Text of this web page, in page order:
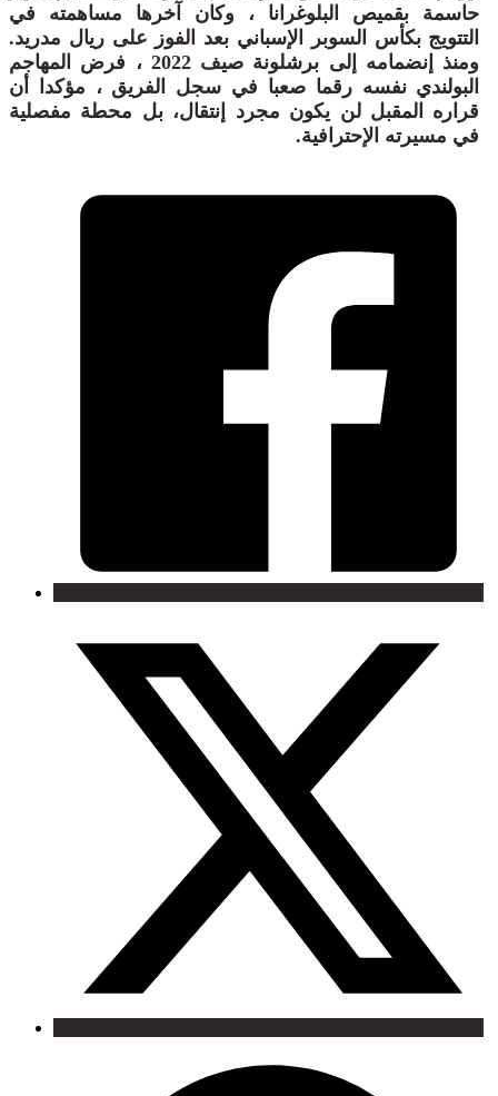
حاسمة بقميص البلوغرانا ، وكان آخرها مساهمته في
التتويج بكأس السوبر الإسباني بعد الفوز على ريال مدريد.
ومنذ إنضمامه إلى برشلونة صيف 2022 ، فرض المهاجم
البولندي نفسه رقما صعبا في سجل الفريق ، مؤكدا أن
قراره المقبل لن يكون مجرد إنتقال، بل محطة مفصلية
في مسيرته الإحترافية.